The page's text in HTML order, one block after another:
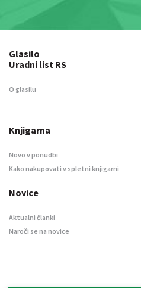
Glasilo
Uradni list RS
O glasilu
Knjigarna
Novo v ponudbi
Kako nakupovati v spletni knjigarni
Novice
Aktualni članki
Naroči se na novice